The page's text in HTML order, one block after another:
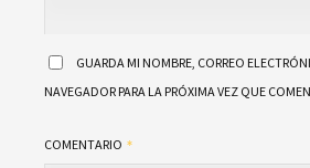
GUARDA MI NOMBRE, CORREO
NAVEGADOR PARA LA PRÓXIMA VEZ QUE
COMENTARIO